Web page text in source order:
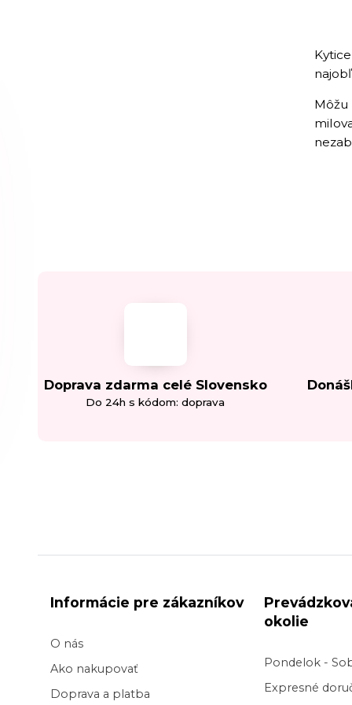
Môžu
Doprava zdarma celé Slovensko
Do 24h s kódom: doprava
Informácie pre zákazníkov
O nás
Ako nakupovať
Doprava a platba
okolie
Pondelok -
Expresné